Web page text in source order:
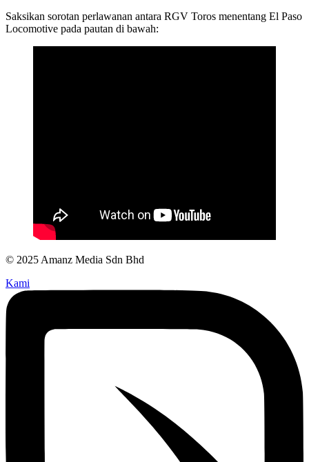
Saksikan sorotan perlawanan antara RGV Toros menentang El Paso
Locomotive pada pautan di bawah:
© 2025 Amanz Media Sdn Bhd
Kami